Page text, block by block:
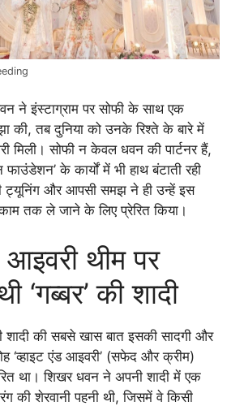
ने इंस्टाग्राम पर सोफी के साथ एक
की, तब दुनिया को उनके रिश्ते के बारे में
मिली। सोफी न केवल धवन की पार्टनर हैं,
के कार्यों में भी हाथ बंटाती रही
ट्यूनिंग और आपसी समझ ने ही उन्हें इस
तक ले जाने के लिए प्रेरित किया।
आइवरी थीम पर
‘गब्बर’ की शादी
की सबसे खास बात इसकी सादगी और
‘व्हाइट एंड आइवरी’ (सफेद और क्रीम)
था। शिखर धवन ने अपनी शादी में एक
की शेरवानी पहनी थी, जिसमें वे किसी